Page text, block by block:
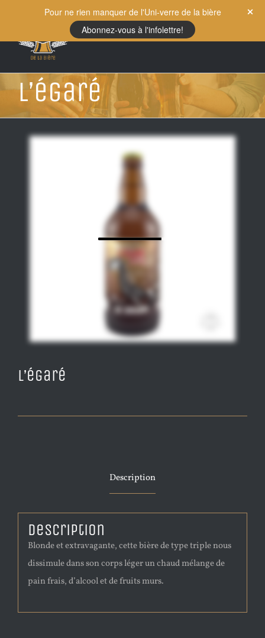
content
L’égaré
L’égaré
Description
Description
Blonde et extravagante, cette bière de type triple nous
dissimule dans son corps léger un chaud mélange de
pain frais, d’alcool et de fruits murs.
Pour ne rien manquer de l'Uni-verre de la bière
Abonnez-vous à l'infolettre!